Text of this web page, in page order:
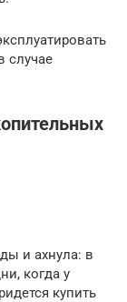
случае
и ахнула: в
когда у
купить